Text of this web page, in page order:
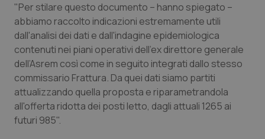
Emilia-Romagna
Friuli Venezia Giulia
Lazio
Liguria
Colesterolo & coronaropatie
Dermatite Atopica
Diabete & glucometri
Disturbi dell’umore
"Per stilare questo documento – hanno spiegato –
abbiamo raccolto indicazioni estremamente utili
dall'analisi dei dati e dall'indagine epidemiologica
contenuti nei piani operativi dell’ex direttore generale
dell’Asrem così come in seguito integrati dallo stesso
commissario Frattura. Da quei dati siamo partiti
attualizzando quella proposta e riparametrandola
all'offerta ridotta dei posti letto, dagli attuali 1265 ai
futuri 985".